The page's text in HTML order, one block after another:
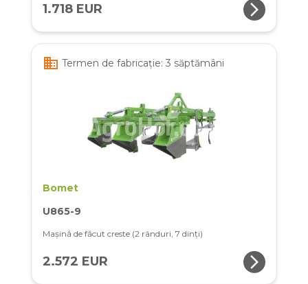
1.718 EUR arrow_forward_ios
business Termen de fabricație: 3 săptămâni
Bomet
U865-9
Mașină de făcut creste (2 rânduri, 7 dinți)
2.572 EUR arrow_forward_ios